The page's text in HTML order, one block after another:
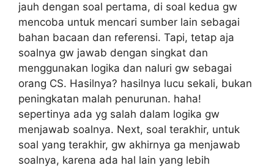
jauh dengan soal pertama, di soal kedua gw
mencoba untuk mencari sumber lain sebagai
bahan bacaan dan referensi. Tapi, tetap aja
soalnya gw jawab dengan singkat dan
menggunakan logika dan naluri gw sebagai
orang CS. Hasilnya? hasilnya lucu sekali, bukan
peningkatan malah penurunan. haha!
sepertinya ada yg salah dalam logika gw
menjawab soalnya. Next, soal terakhir, untuk
soal yang terakhir, gw akhirnya ga menjawab
soalnya, karena ada hal lain yang lebih